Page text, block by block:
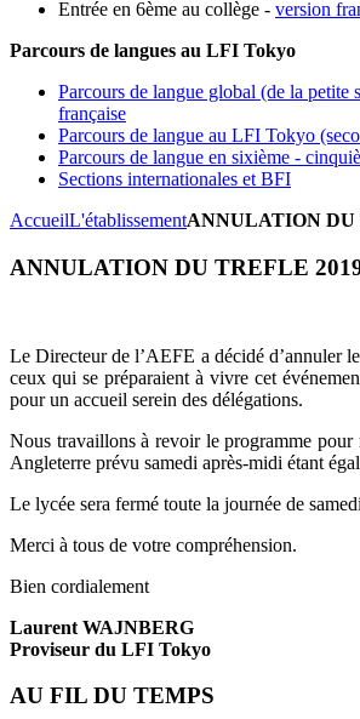
Entrée en 6ème au collège - version
Parcours de langues au LFI Tokyo
Parcours de langue global (de la petite
française
Parcours de langue au LFI Tokyo
Parcours de langue en sixième -
Sections internationales et BFI
AccueilL'établissementANNULATION DU
ANNULATION DU TREFLE
Le Directeur de l’AEFE a décidé d’annuler
ceux qui se préparaient à vivre cet
pour un accueil serein des délégations.
Nous travaillons à revoir le programme pour
Angleterre prévu samedi après-midi étant
Le lycée sera fermé toute la journée de
Merci à tous de votre compréhension.
Bien cordialement
Laurent WAJNBERG
Proviseur du LFI Tokyo
AU FIL DU TEMPS